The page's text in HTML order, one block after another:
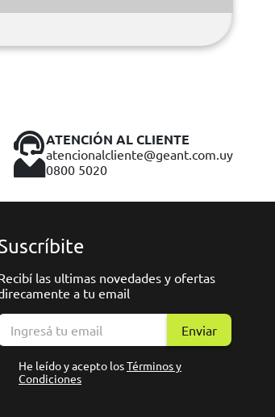
ATENCIÓN AL CLIENTE
atencionalcliente@geant.com.uy
0800 5020
las ultimas novedades y ofertas
a tu email
Enviar
He leído y acepto losTérminos y
Condiciones